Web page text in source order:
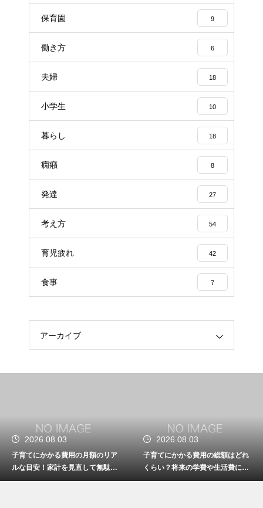
保育園 9
働き方 6
夫婦 18
小学生 10
暮らし 18
癇癪 8
発達 27
考え方 54
育児疲れ 42
食事 7
アーカイブ
2026.08.03
子育てにかかる費用の月額のリア
ルな目安！家計を見直して無駄な
出費を抑えながら無理なく育児を
2026.08.03
子育てにかかる費用の総額はどれ
くらい？将来の学費や生活費に備
えて今から計画的に貯金をして教